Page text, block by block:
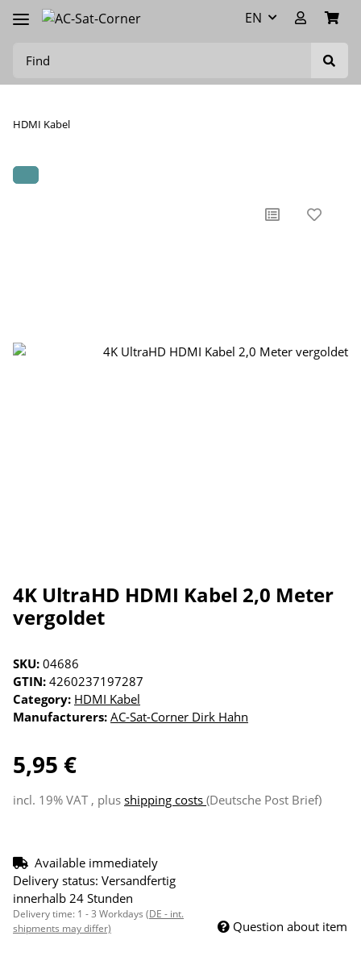
EN
HDMI Kabel
4K UltraHD HDMI Kabel 2,0 Meter
vergoldet
SKU: 04686
GTIN: 4260237197287
Category: HDMI Kabel
Manufacturers: AC-Sat-Corner Dirk Hahn
5,95 €
incl. 19% VAT , plus shipping costs (Deutsche Post Brief)
Available immediately
Delivery status: Versandfertig
innerhalb 24 Stunden
Delivery time: 1 - 3 Workdays (DE - int.
shipments may differ)
Question about item